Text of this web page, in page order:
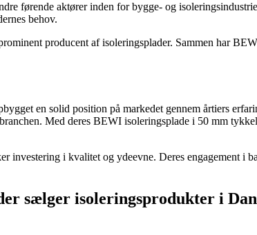
førende aktører inden for bygge- og
behov.
producent af isoleringsplader. Sammen har
en solid position på markedet gennem årtiers
Med deres BEWI isoleringsplade i 50 mm
investering i kvalitet og ydeevne. Deres engagement
sælger isoleringsprodukter i